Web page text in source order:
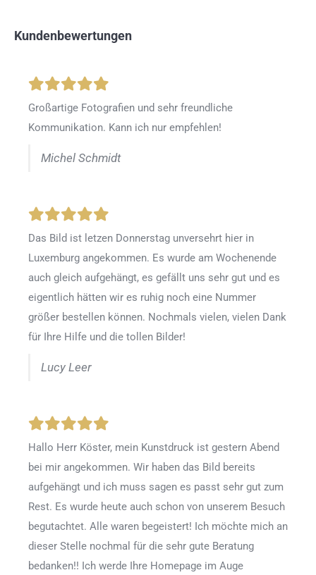
Kundenbewertungen
Großartige Fotografien und sehr freundliche
Kommunikation. Kann ich nur empfehlen!
Michel Schmidt
Das Bild ist letzen Donnerstag unversehrt hier in
Luxemburg angekommen. Es wurde am Wochenende
auch gleich aufgehängt, es gefällt uns sehr gut und es
eigentlich hätten wir es ruhig noch eine Nummer
größer bestellen können. Nochmals vielen, vielen Dank
für Ihre Hilfe und die tollen Bilder!
Lucy Leer
Hallo Herr Köster, mein Kunstdruck ist gestern Abend
bei mir angekommen. Wir haben das Bild bereits
aufgehängt und ich muss sagen es passt sehr gut zum
Rest. Es wurde heute auch schon von unserem Besuch
begutachtet. Alle waren begeistert! Ich möchte mich an
dieser Stelle nochmal für die sehr gute Beratung
bedanken!! Ich werde Ihre Homepage im Auge